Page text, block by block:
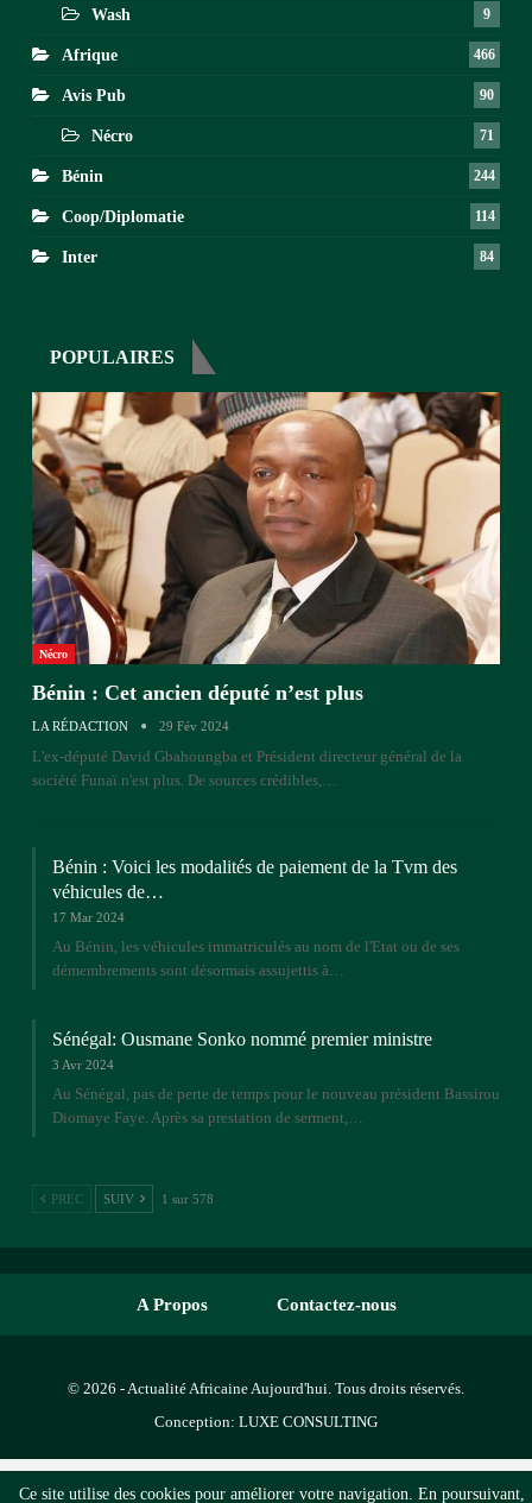
Wash 9
Afrique 466
Avis Pub 90
Nécro 71
Bénin 244
Coop/Diplomatie 114
Inter 84
POPULAIRES
Nécro
Bénin : Cet ancien député n’est plus
LA RÉDACTION 29 Fév 2024
L'ex-député David Gbahoungba et Président directeur général de la
société Funaï n'est plus. De sources crédibles,…
Bénin : Voici les modalités de paiement de la Tvm des
véhicules de…
17 Mar 2024
Au Bénin, les véhicules immatriculés au nom de l'Etat ou de ses
démembrements sont désormais assujettis à…
Sénégal: Ousmane Sonko nommé premier ministre
3 Avr 2024
Au Sénégal, pas de perte de temps pour le nouveau président Bassirou
Diomaye Faye. Après sa prestation de serment,…
PREC SUIV 1 sur 578
A Propos Contactez-nous
© 2026 - Actualité Africaine Aujourd'hui. Tous droits réservés.
Conception: LUXE CONSULTING
Ce site utilise des cookies pour améliorer votre navigation. En poursuivant,